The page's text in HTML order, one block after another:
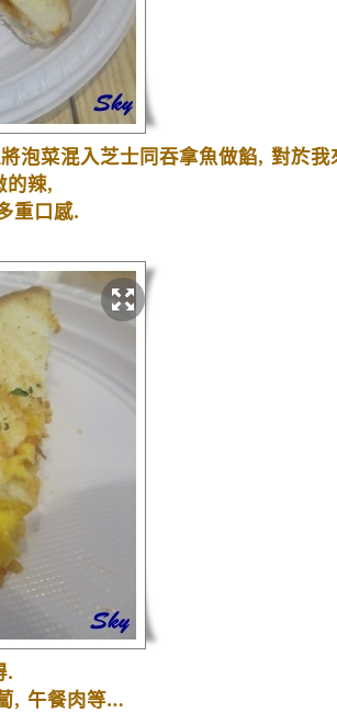
泡菜混入芝士同吞拿魚做餡, 對於我
的辣,
重口感.
.
, 午餐肉等…